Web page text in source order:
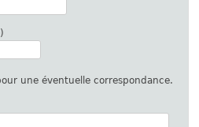
une éventuelle correspondance.